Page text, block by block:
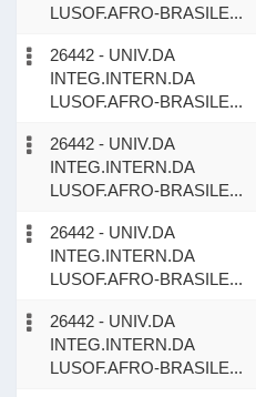
LUSOF.AFRO-BRASILE...
26442 - UNIV.DA
INTEG.INTERN.DA
LUSOF.AFRO-BRASILE...
26442 - UNIV.DA
INTEG.INTERN.DA
LUSOF.AFRO-BRASILE...
26442 - UNIV.DA
INTEG.INTERN.DA
LUSOF.AFRO-BRASILE...
26442 - UNIV.DA
INTEG.INTERN.DA
LUSOF.AFRO-BRASILE...